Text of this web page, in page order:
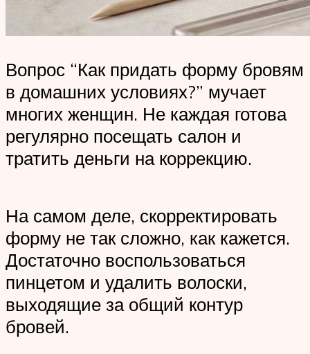
Вопрос “Как придать форму бровям
в домашних условиях?” мучает
многих женщин. Не каждая готова
регулярно посещать салон и
тратить деньги на коррекцию.
На самом деле, скорректировать
форму не так сложно, как кажется.
Достаточно воспользоваться
пинцетом и удалить волоски,
выходящие за общий контур
бровей.